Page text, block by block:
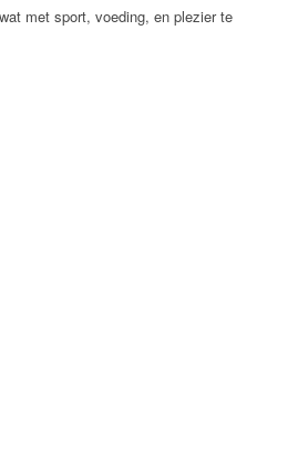
met sport, voeding, en plezier te